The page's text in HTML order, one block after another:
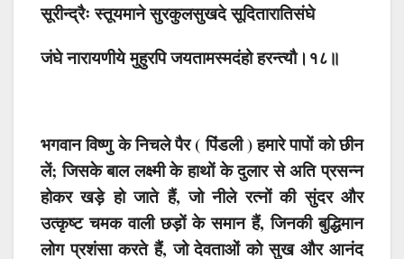
सूरीन्द्रैः स्तूयमाने सुरकुलसुखदे सूदितारातिसंघे
जंघे नारायणीये मुहुरपि जयतामस्मदंहो हरन्त्यौ।१८॥
भगवान विष्णु के निचले पैर ( पिंडली ) हमारे पापों को छीन
लें; जिसके बाल लक्ष्मी के हाथों के दुलार से अति प्रसन्न
होकर खड़े हो जाते हैं, जो नीले रत्नों की सुंदर और
उत्कृष्ट चमक वाली छड़ों के समान हैं, जिनकी बुद्धिमान
लोग प्रशंसा करते हैं, जो देवताओं को सुख और आनंद